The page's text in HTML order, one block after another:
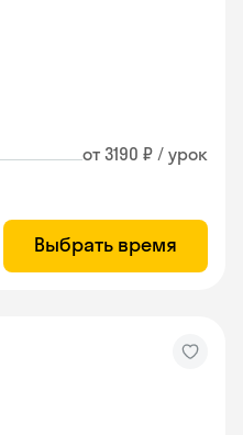
от 3190 ₽ / урок
Выбрать время